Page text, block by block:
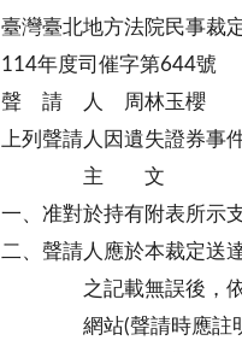
臺灣臺北地方法院民事裁
114年度司催字第644號
聲 請 人 周林玉櫻
上列聲請人因遺失證券事
主 文
一、准對於持有附表所示
二、聲請人應於本裁定送
之記載無誤後，依規
網站(聲請時應註明